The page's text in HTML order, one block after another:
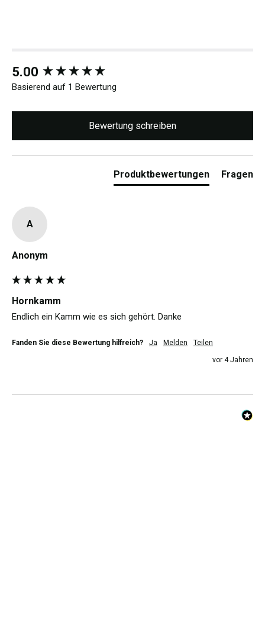
5.00
Basierend auf 1 Bewertung
Bewertung schreiben
Produktbewertungen Fragen
A
Anonym
Hornkamm
Endlich ein Kamm wie es sich gehört. Danke
Fanden Sie diese Bewertung hilfreich? Ja Melden Teilen
vor 4 Jahren
New content loaded